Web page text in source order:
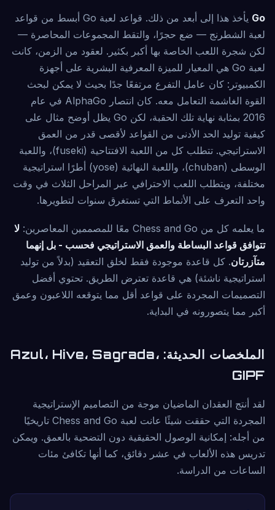
Go
يأخذ هذا إلى أبعد من ذلك. قواعد لعبة Go أبسط من قواعد
لعبة الشطرنج — ضع حجرًا، والتقط المجموعات المحاصرة —
لكن شجرة اللعب الخاصة بها أكبر بكثير. لعقود من الزمن، كانت
لعبة Go هي المعيار للميزة المعرفية البشرية على أجهزة
الكمبيوتر: كان عامل التفرع مرتفعًا جدًا بحيث لا يمكن لبحث
القوة الغاشمة التعامل معه. كان انتصار AlphaGo في عام
2016 بمثابة نهاية تلك الحقبة، لكن Go يظل أوضح مثال على
كيفية توليد الحد الأدنى من القواعد لأقصى قدر من العمق
الاستراتيجي. تتطلب كل من اللعبة الافتتاحية (fuseki)، واللعبة
الوسطى (chuban)، واللعبة النهائية (yose) أطرًا استراتيجية
مختلفة، ويتطلب اللعب الاحترافي عبر المراحل الثلاث في وقت
واحد التعرف على الأنماط التي تستغرق سنوات لتطويرها.
ما يعلمه كل من Chess and Go معًا للمصممين المعاصرين:
لا
تتوافق قواعد البساطة والعمق الاستراتيجي فحسب - بل إنهما
متآزرتان. كل قاعدة موجودة فقط لخلق التعقيد (بدلاً من توليد
استراتيجية ناشئة) هي قاعدة تعترض الطريق. تحتوي أفضل
التصميمات المجردة على قواعد أقل مما يتوقعه اللاعبون وعمق
أكبر مما يتصورونه في البداية.
الملخصات الحديثة: Azul، Hive، Sagrada،
GIPF
لقد أنتج العقدان الماضيان موجة من التصاميم الإستراتيجية
المجردة التي حققت شيئًا عانت لعبة Chess and Go تاريخيًا
من أجله: إمكانية الوصول الحقيقية دون التضحية بالعمق. ويمكن
تدريس هذه الألعاب في عشر دقائق، كما أنها تكافئ مئات
الساعات من الدراسة.